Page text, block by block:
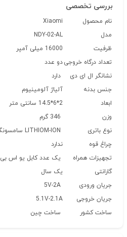
بررسی تخصصی
نام محصول
Xiaomi
مدل
NDY-02-AL
ظرفیت
16000 میلی آمپر
تعداد درگاه خروجیدو عدد
نشانگر ال ای دی
دارد
جنس بدنه
آلیاژ آلومینیوم
ابعاد
2*6*14.5 سانتی متر
وزن
نوع باتری
چراغ قوه
ندارد
تجهیزات همراه
یک عدد کابل یو اس بی
گارانتی
یک سال
جریان ورودی
جریان خروجی
5.1V-2.1A
ساخت کشور
ساخت چین